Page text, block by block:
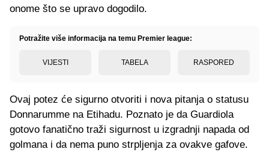
onome što se upravo dogodilo.
Potražite više informacija na temu Premier league:
VIJESTI TABELA RASPORED
Ovaj potez će sigurno otvoriti i nova pitanja o statusu
Donnarumme na Etihadu. Poznato je da Guardiola
gotovo fanatično traži sigurnost u izgradnji napada od
golmana i da nema puno strpljenja za ovakve gafove.